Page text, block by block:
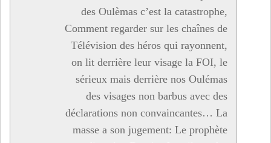
des Oulèmas c’est la catastrophe,
Comment regarder sur les chaînes de
Télévision des héros qui rayonnent,
on lit derrière leur visage la FOI, le
sérieux mais derrière nos Oulémas
des visages non barbus avec des
déclarations non convaincantes… La
masse a son jugement: Le prophète